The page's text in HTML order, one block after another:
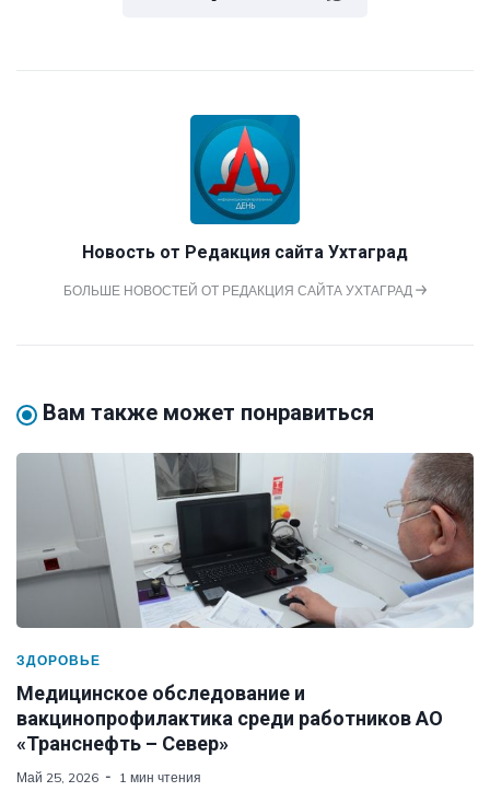
Новость от Редакция сайта Ухтаград
БОЛЬШЕ НОВОСТЕЙ ОТ РЕДАКЦИЯ САЙТА УХТАГРАД
Вам также может понравиться
ЗДОРОВЬЕ
Медицинское обследование и
вакцинопрофилактика среди работников АО
«Транснефть – Север»
Май 25, 2026 1 мин чтения